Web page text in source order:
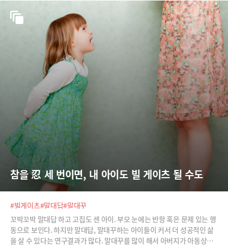
참을 忍 세 번이면, 내 아이도 빌 게이츠 될 수도
#빌게이츠#말대답#말대꾸
꼬박꼬박 말대답 하고 고집도 센 아이. 부모 눈에는 반항 혹은 문제 있는 행
동으로 보인다. 하지만 말대답, 말대꾸하는 아이들이 커서 더 성공적인 삶
을 살 수 있다는 연구결과가 많다. 말대꾸를 많이 해서 아버지가 아동상담